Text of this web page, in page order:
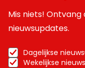
Mis niets!
nieuwsupdates.
Dagelijkse
Wekelijkse